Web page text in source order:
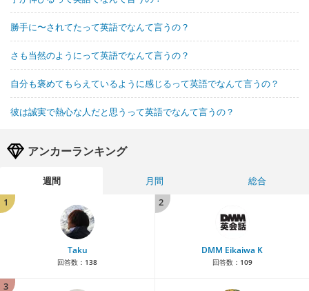
勝手に〜されてたって英語でなんて言うの？
さも当然のようにって英語でなんて言うの？
自分も褒めてもらえているように感じるって英語でなんて言うの？
彼は誠実で熱心な人だと思うって英語でなんて言うの？
アンカーランキング
週間 月間
総合
1
Taku
回答数： 138
2
DMM Eikaiwa K
回答数： 109
3